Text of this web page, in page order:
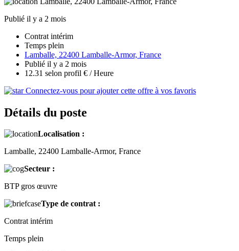
Publié il y a 2 mois
Contrat intérim
Temps plein
Lamballe, 22400 Lamballe-Armor, France
Publié il y a 2 mois
12.31 selon profil € / Heure
Connectez-vous pour ajouter cette offre à vos favoris
Détails du poste
Localisation :
Lamballe, 22400 Lamballe-Armor, France
Secteur :
BTP gros œuvre
Type de contrat :
Contrat intérim
Temps plein